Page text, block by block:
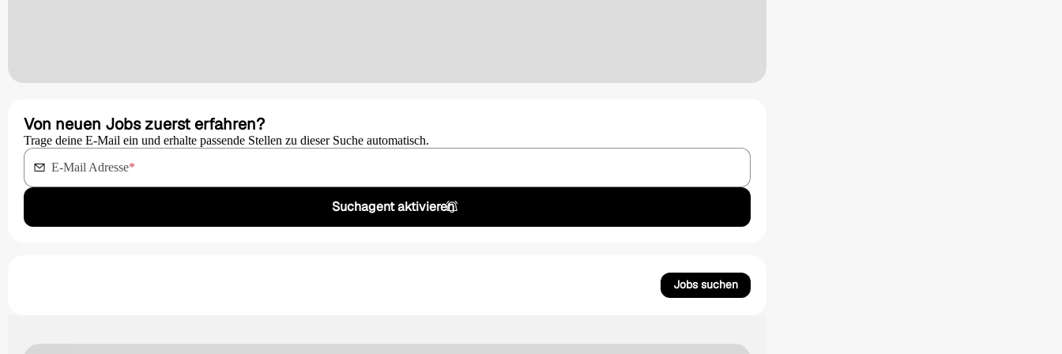
Von neuen Jobs zuerst erfahren?
Trage deine E-Mail ein und erhalte passende Stellen zu dieser Suche automatisch.
E-Mail Adresse*
Suchagent aktivieren
Jobs suchen